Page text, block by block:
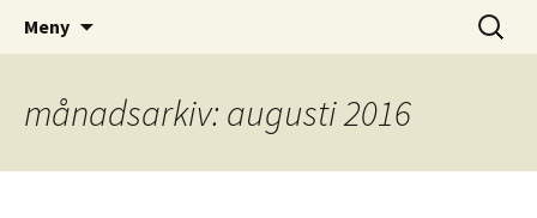
Matematik i Olofström
– din infosida för matematik i Olofström
Meny
Sök
efter:
månadsarkiv: augusti 2016